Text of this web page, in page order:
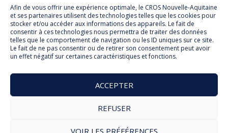
Afin de vous offrir une expérience optimale, le CROS Nouvelle-Aquitaine
et ses partenaires utilisent des technologies telles que les cookies pour
stocker et/ou accéder aux informations des appareils. Le fait de
consentir à ces technologies nous permettra de traiter des données
telles que le comportement de navigation ou les ID uniques sur ce site.
Le fait de ne pas consentir ou de retirer son consentement peut avoir
un effet négatif sur certaines caractéristiques et fonctions.
ACCEPTER
REFUSER
VOIR LES PRÉFÉRENCES
Facebook
© Comité Régional Olympique et Sportif Nouvelle Aquitaine